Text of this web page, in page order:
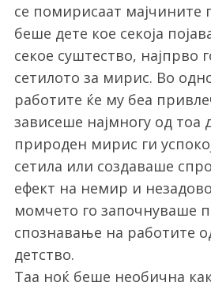
се помирисаат мајчините
беше дете кое секоја
секое суштество, најпрво
сетилото за мирис. Во
работите ќе му беа
зависеше најмногу од тоа
природен мирис ги
сетила или создаваше
ефект на немир и
момчето го започнуваше
спознавање на работите
детство.
Таа ноќ беше необична